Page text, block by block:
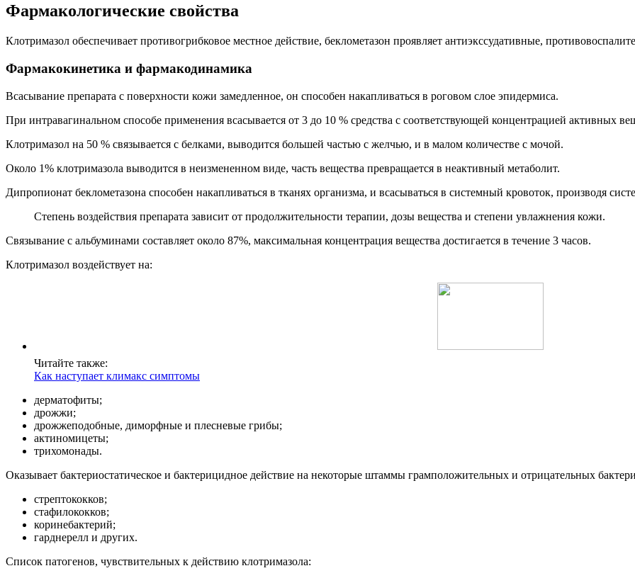
Фармакологические свойства
Клотримазол обеспечивает противогрибковое местное действие, беклометазон проявляет антиэкссудативные,
Фармакокинетика и фармакодинамика
Всасывание препарата с поверхности кожи замедленное, он способен накапливаться в роговом слое эпидермиса.
При интравагинальном способе применения всасывается от 3 до 10 % средства с соответствующей концентрацией активных
Клотримазол на 50 % связывается с белками, выводится большей частью с желчью, и в малом количестве с мочой.
Около 1% клотримазола выводится в неизмененном виде, часть вещества превращается в неактивный метаболит.
Дипропионат беклометазона способен накапливаться в тканях организма, и всасываться в системный кровоток, производя
Степень воздействия препарата зависит от продолжительности терапии, дозы вещества и степени увлажнения кожи.
Связывание с альбуминами составляет около 87%, максимальная концентрация вещества достигается в течение 3 часов.
Клотримазол воздействует на:
Читайте также:
Как наступает климакс симптомы
дерматофиты;
дрожжи;
дрожжеподобные, диморфные и плесневые грибы;
актиномицеты;
трихомонады.
Оказывает бактериостатическое и бактерицидное действие на некоторые штаммы грамположительных и отрицательных
стрептококков;
стафилококков;
коринебактерий;
гарднерелл и других.
Список патогенов, чувствительных к действию клотримазола: